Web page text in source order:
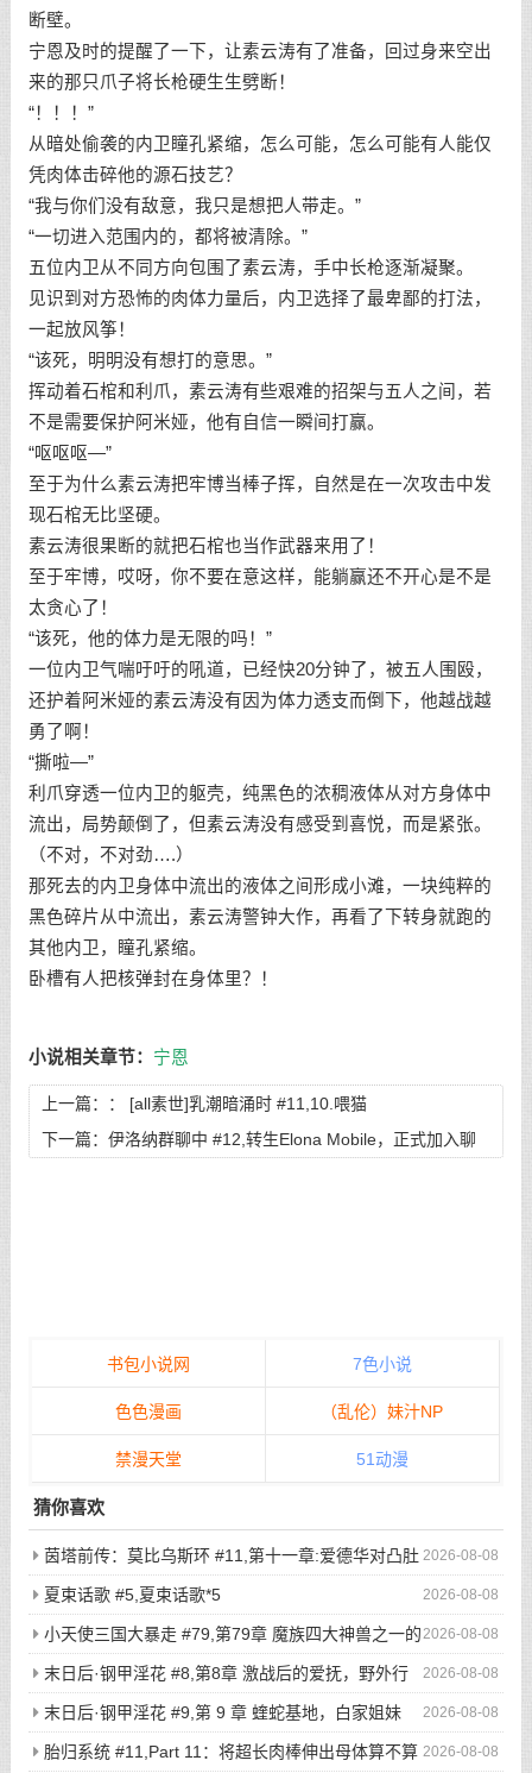
断壁。
宁恩及时的提醒了一下，让素云涛有了准备，回过身来空出
来的那只爪子将长枪硬生生劈断！
“！！！”
从暗处偷袭的内卫瞳孔紧缩，怎么可能，怎么可能有人能仅
凭肉体击碎他的源石技艺？
“我与你们没有敌意，我只是想把人带走。”
“一切进入范围内的，都将被清除。”
五位内卫从不同方向包围了素云涛，手中长枪逐渐凝聚。
见识到对方恐怖的肉体力量后，内卫选择了最卑鄙的打法，
一起放风筝！
“该死，明明没有想打的意思。”
挥动着石棺和利爪，素云涛有些艰难的招架与五人之间，若
不是需要保护阿米娅，他有自信一瞬间打赢。
“呕呕呕—”
至于为什么素云涛把牢博当棒子挥，自然是在一次攻击中发
现石棺无比坚硬。
素云涛很果断的就把石棺也当作武器来用了！
至于牢博，哎呀，你不要在意这样，能躺赢还不开心是不是
太贪心了！
“该死，他的体力是无限的吗！”
一位内卫气喘吁吁的吼道，已经快20分钟了，被五人围殴，
还护着阿米娅的素云涛没有因为体力透支而倒下，他越战越
勇了啊！
“撕啦—”
利爪穿透一位内卫的躯壳，纯黑色的浓稠液体从对方身体中
流出，局势颠倒了，但素云涛没有感受到喜悦，而是紧张。
（不对，不对劲….）
那死去的内卫身体中流出的液体之间形成小滩，一块纯粹的
黑色碎片从中流出，素云涛警钟大作，再看了下转身就跑的
其他内卫，瞳孔紧缩。
卧槽有人把核弹封在身体里？！
小说相关章节： 宁恩
上一篇：： [all素世]乳潮暗涌时 #11,10.喂猫
下一篇： 伊洛纳群聊中 #12,转生Elona Mobile，正式加入聊
书包小说网 7色小说
色色漫画 （乱伦）妹汁NP
禁漫天堂 51动漫
猜你喜欢
2026-08-08
茵塔前传：莫比乌斯环 #11,第十一章:爱德华对凸肚
脐的温情玩弄，新的冒险启程
2026-08-08
夏束话歌 #5,夏束话歌*5
2026-08-08
小天使三国大暴走 #79,第79章 魔族四大神兽之一的
不死鸟登场，奇葩猎鸡小队被吓的屁滚尿流
2026-08-08
末日后·钢甲淫花 #8,第8章 激战后的爱抚，野外行
走与寸止高潮（2）
2026-08-08
末日后·钢甲淫花 #9,第 9 章 蝰蛇基地，白家姐妹
（1）
2026-08-08
胎归系统 #11,Part 11：将超长肉棒伸出母体算不算